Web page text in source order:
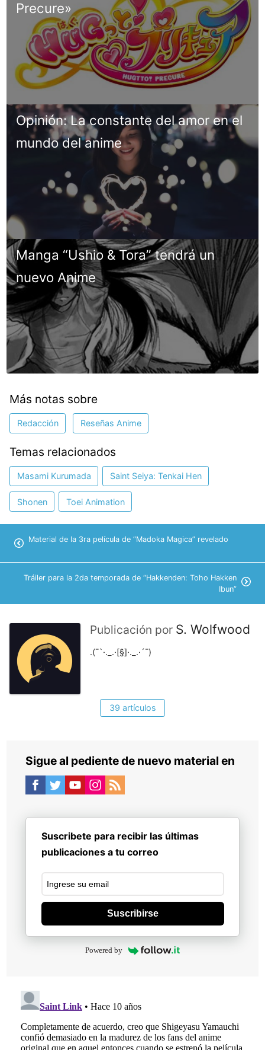
Precure»
Opinión: La constante del amor en el
mundo del anime
Manga “Ushio & Tora” tendrá un
nuevo Anime
Más notas sobre
Redacción Reseñas Anime
Temas relacionados
Masami Kurumada Saint Seiya: Tenkai Hen
Shonen Toei Animation
Material de la 3ra película de “Madoka Magica” revelado
Tráiler para la 2da temporada de “Hakkenden: Toho Hakken
Ibun”
Publicación por S. Wolfwood
.(¯`·._.·[§]·._.·´¯)
39 artículos
Sigue al pediente de nuevo material en
Suscribete para recibir las últimas
publicaciones a tu correo
Suscribirse
Powered by